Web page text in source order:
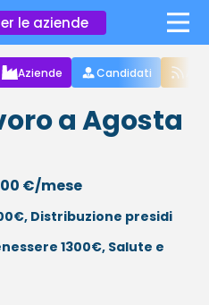
le aziende ×
Aziende Candidati
a Agosta
€/mese
Distribuzione presidi
1300€, Salute e